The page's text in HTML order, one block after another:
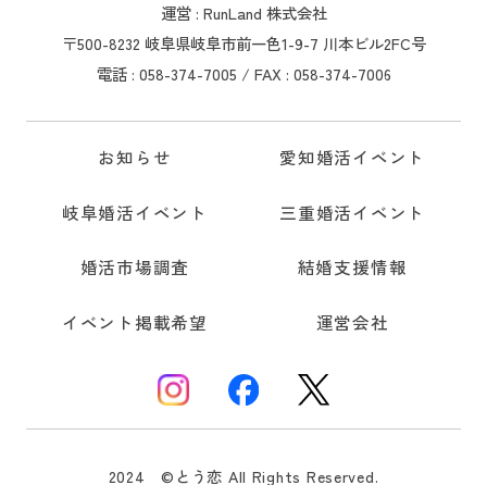
運営 : RunLand 株式会社
〒500-8232 岐阜県岐阜市前一色1-9-7 川本ビル2FC号
電話 : 058-374-7005 / FAX : 058-374-7006
お知らせ 愛知婚活イベント
岐阜婚活イベント 三重婚活イベント
婚活市場調査 結婚支援情報
イベント掲載希望 運営会社
2024 ©とう恋 All Rights Reserved.